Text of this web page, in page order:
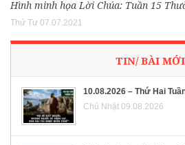
Hình minh họa Lời Chúa: Tuần 15
Thứ Tư 07.07.2021
TIN/ BÀI MỚI
10.08.2026 – Thứ Hai
Chủ Nhật 09.08.2026